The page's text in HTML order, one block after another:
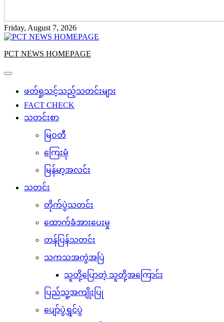
Friday, August 7, 2026
PCT NEWS HOMEPAGE
ဖတ်ရှုသင့်သည့်သတင်းများ
FACT CHECK
သတင်းစာ
မြဝတီ
ကြေးမုံ
မြန်မာ့အလင်း
သတင်း
တိုက်ပွဲသတင်း
ထောက်ခံအားပေးမှု
တန်ပြန်သတင်း
သကသအကွဲအပြဲ
သူတို့ပြောတဲ့ သူတို့အကြောင်း
ပြည်သူ့အကျိုးပြု
ပျော်ပွဲရွှင်ပွဲ